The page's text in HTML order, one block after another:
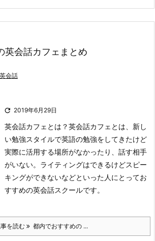
英会話カフェまとめ
英会話
 2019年6月29日
英会話カフェとは？英会話カフェとは、新し
い勉強スタイルで英語の勉強をしてきたけど
実際に活用する場所がなかったり、話す相手
がいない。ライティングはできるけどスピー
キングができないなどといった人にとってお
すすめの英会話スクールです。
を読む 都内でおすすめの ...